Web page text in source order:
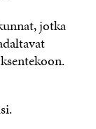
jotka